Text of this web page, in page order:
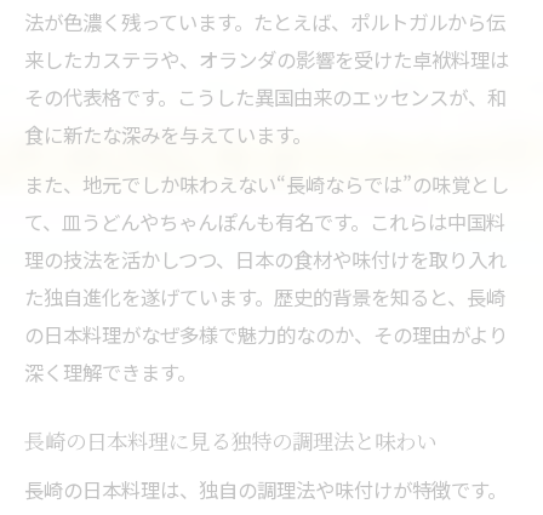
法が色濃く残っています。たとえば、ポルトガルから伝
来したカステラや、オランダの影響を受けた卓袱料理は
その代表格です。こうした異国由来のエッセンスが、和
食に新たな深みを与えています。
また、地元でしか味わえない“長崎ならでは”の味覚とし
て、皿うどんやちゃんぽんも有名です。これらは中国料
理の技法を活かしつつ、日本の食材や味付けを取り入れ
た独自進化を遂げています。歴史的背景を知ると、長崎
の日本料理がなぜ多様で魅力的なのか、その理由がより
深く理解できます。
長崎の日本料理に見る独特の調理法と味わい
長崎の日本料理は、独自の調理法や味付けが特徴です。